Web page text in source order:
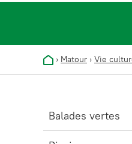
› Matour › Vie
Balades vertes